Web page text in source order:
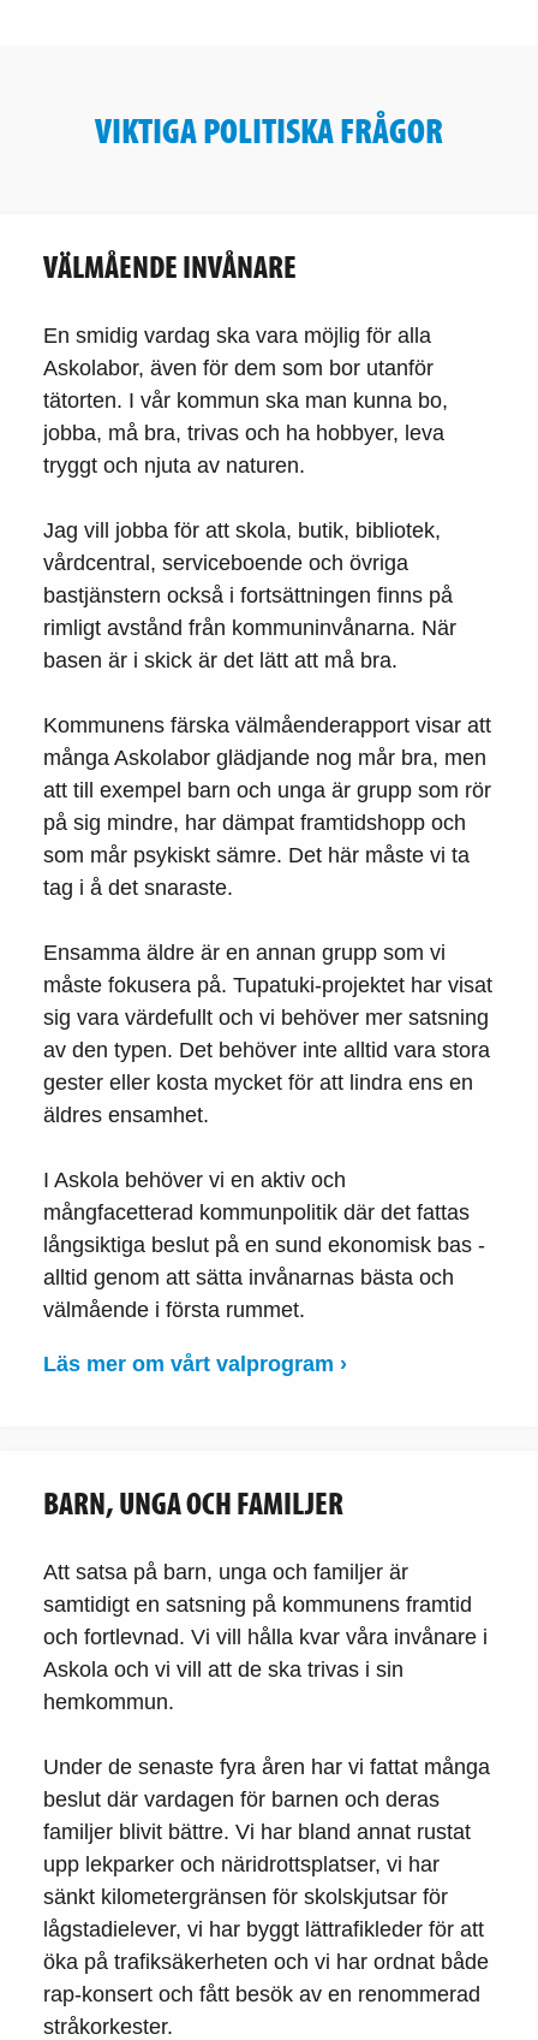
VIKTIGA POLITISKA FRÅGOR
VÄLMÅENDE INVÅNARE
En smidig vardag ska vara möjlig för alla
Askolabor, även för dem som bor utanför
tätorten. I vår kommun ska man kunna bo,
jobba, må bra, trivas och ha hobbyer, leva
tryggt och njuta av naturen.
Jag vill jobba för att skola, butik, bibliotek,
vårdcentral, serviceboende och övriga
bastjänstern också i fortsättningen finns på
rimligt avstånd från kommuninvånarna. När
basen är i skick är det lätt att må bra.
Kommunens färska välmåenderapport visar att
många Askolabor glädjande nog mår bra, men
att till exempel barn och unga är grupp som rör
på sig mindre, har dämpat framtidshopp och
som mår psykiskt sämre. Det här måste vi ta
tag i å det snaraste.
Ensamma äldre är en annan grupp som vi
måste fokusera på. Tupatuki-projektet har visat
sig vara värdefullt och vi behöver mer satsning
av den typen. Det behöver inte alltid vara stora
gester eller kosta mycket för att lindra ens en
äldres ensamhet.
I Askola behöver vi en aktiv och
mångfacetterad kommunpolitik där det fattas
långsiktiga beslut på en sund ekonomisk bas -
alltid genom att sätta invånarnas bästa och
välmående i första rummet.
Läs mer om vårt valprogram ›
BARN, UNGA OCH FAMILJER
Att satsa på barn, unga och familjer är
samtidigt en satsning på kommunens framtid
och fortlevnad. Vi vill hålla kvar våra invånare i
Askola och vi vill att de ska trivas i sin
hemkommun.
Under de senaste fyra åren har vi fattat många
beslut där vardagen för barnen och deras
familjer blivit bättre. Vi har bland annat rustat
upp lekparker och näridrottsplatser, vi har
sänkt kilometergränsen för skolskjutsar för
lågstadielever, vi har byggt lättrafikleder för att
öka på trafiksäkerheten och vi har ordnat både
rap-konsert och fått besök av en renommerad
stråkorkester.